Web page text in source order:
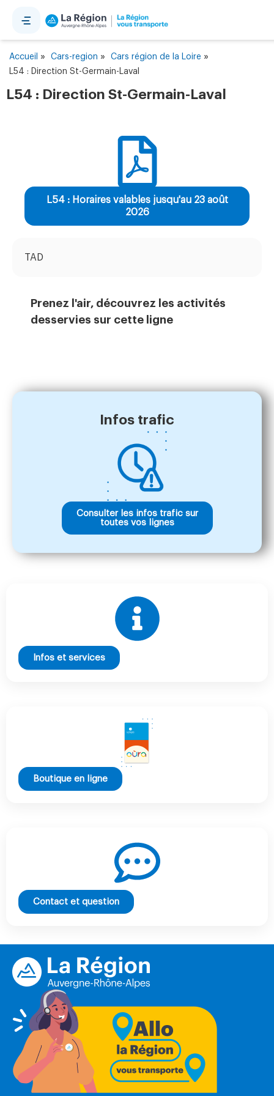
Accueil » Cars-region » Cars région de la Loire »
L54 : Direction St-Germain-Laval
L54 : Direction St-Germain-Laval
L54 : Horaires valables jusqu'au 23 août
2026
TAD
Prenez l'air, découvrez les activités
desservies sur cette ligne
Infos trafic
Consulter les infos trafic sur
toutes vos lignes
Infos et services
Boutique en ligne
Contact et question